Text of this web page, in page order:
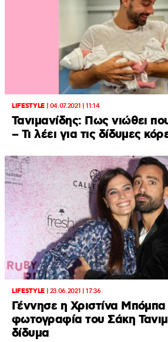
LIFESTYLE| 04.07.2021 | 11:14
Τανιμανίδης: Πως νιώθει
– Τι λέει για τις δίδυμες
LIFESTYLE| 23.06.2021 | 17:36
Γέννησε η Χριστίνα
φωτογραφία του Σάκη
δίδυμα